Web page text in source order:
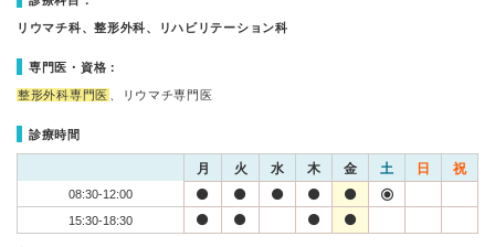
リウマチ科、整形外科、リハビリテーション科
専門医・資格：
整形外科専門医 、リウマチ専門医
診療時間
月 火 水 木 金 土 日 祝
08:30-12:00
15:30-18:30